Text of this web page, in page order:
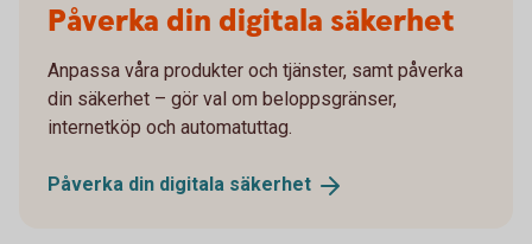
Påverka din digitala säkerhet
Anpassa våra produkter och tjänster, samt påverka
din säkerhet – gör val om beloppsgränser,
internetköp och automatuttag.
Påverka din digitala säkerhet